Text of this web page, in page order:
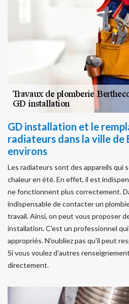
GD installation et le
radiateurs dans la ville
environs
Les radiateurs sont des appareils qui
chaleur en été. En effet, il est
ne fonctionnent plus correctement.
indispensable de contacter un
travail. Ainsi, on peut vous proposer
installation. C'est un professionnel
appropriés. N'oubliez pas qu'il peut
Si vous voulez d'autres
directement.